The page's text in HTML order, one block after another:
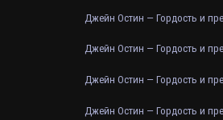
Джейн Остин — Гордость и
Джейн Остин — Гордость и
Джейн Остин — Гордость и
Джейн Остин — Гордость и